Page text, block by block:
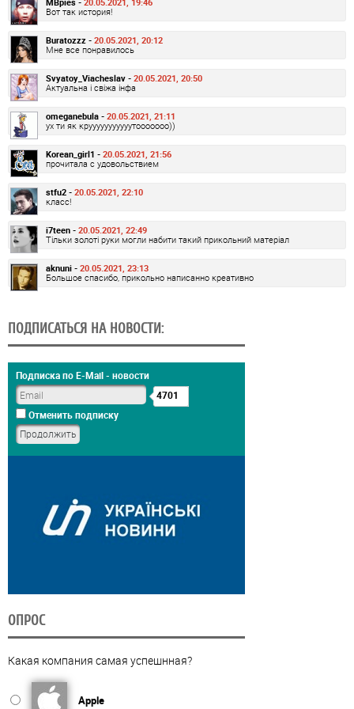
Вот так история!
Buratozzz - 20.05.2021, 20:12
Мне все понравилось
Svyatoy_Viacheslav - 20.05.2021, 20:50
Актуальна і свіжа інфа
omeganebula - 20.05.2021, 21:11
ух ти як крууууууууууутооооооо))
Korean_girl1 - 20.05.2021, 21:56
прочитала с удовольствием
stfu2 - 20.05.2021, 22:10
класс!
i7teen - 20.05.2021, 22:49
Тільки золоті руки могли набити такий прикольний матеріал
aknuni - 20.05.2021, 23:13
Большое спасибо, прикольно написанно креативно
ПОДПИСАТЬСЯ НА НОВОСТИ:
Подписка по E-Mail - новости
4701
Отменить подписку
ОПРОС
Какая компания самая успешнная?
Apple